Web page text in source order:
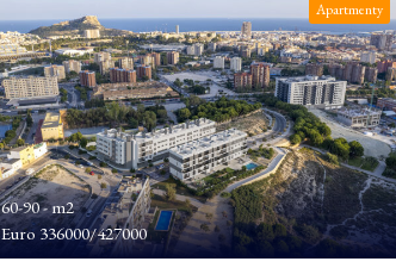
Apartmenty
60-90 - m2
Euro 336000/427000